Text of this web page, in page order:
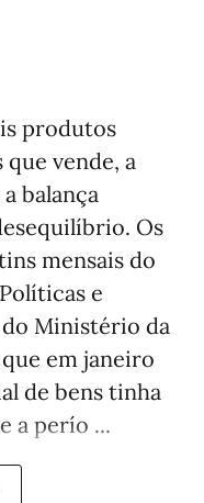
produtos
vende, a
balança
Os
mensais do
e
do Ministério da
em janeiro
de bens tinha
a perío ...